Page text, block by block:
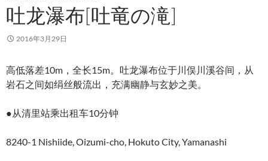
吐龙瀑布[吐竜の滝]
2016年3月29日
高低落差10m，全长15m。吐龙瀑布位于川俣川溪谷间，从
岩石之间如绢丝般流出，充满幽静与玄妙之美。
●从清里站乘出租车10分钟
8240-1 Nishiide, Oizumi-cho, Hokuto City, Yamanashi